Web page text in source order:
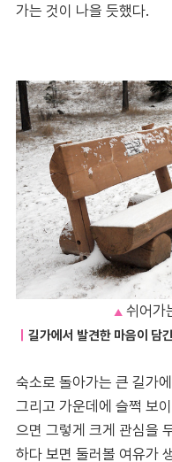
가는 것이 나을 듯했다.
▲ 쉬어가
길가에서 발견한 마음이 담
숙소로 돌아가는 큰 길가
그리고 가운데에 슬쩍 보
으면 그렇게 크게 관심을
하다 보면 둘러볼 여유가